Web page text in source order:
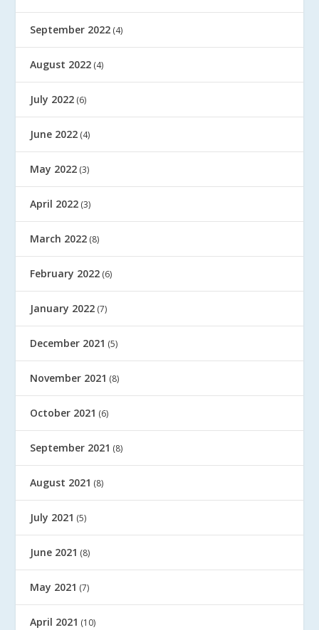
September 2022 (4)
August 2022 (4)
July 2022 (6)
June 2022 (4)
May 2022 (3)
April 2022 (3)
March 2022 (8)
February 2022 (6)
January 2022 (7)
December 2021 (5)
November 2021 (8)
October 2021 (6)
September 2021 (8)
August 2021 (8)
July 2021 (5)
June 2021 (8)
May 2021 (7)
April 2021 (10)